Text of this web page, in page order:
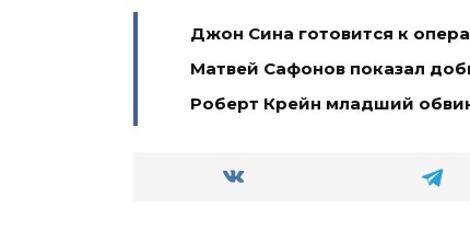
Джон Сина готовится к
Матвей Сафонов показал
Роберт Крейн младший